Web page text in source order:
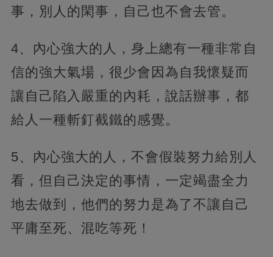
事，別人的閑事，自己也不會去管。
4、內心強大的人，身上總有一種非常自
信的強大氣場，很少會因為自我懷疑而
讓自己陷入嚴重的內耗，說話辦事，都
給人一種斬釘截鐵的感覺。
5、內心強大的人，不會假裝努力給別人
看，但自己決定的事情，一定竭盡全力
地去做到，他們的努力是為了不讓自己
平庸至死、混吃等死！